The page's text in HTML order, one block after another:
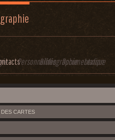
PersonnalitésBibliographieDocumentation
Lexique
CARTES